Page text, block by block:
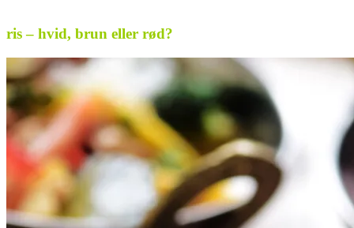
ris – hvid, brun eller rød?